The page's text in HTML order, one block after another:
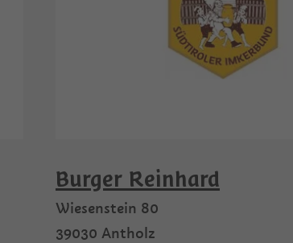
Burger Reinhard
Wiesenstein 80
39030 Antholz